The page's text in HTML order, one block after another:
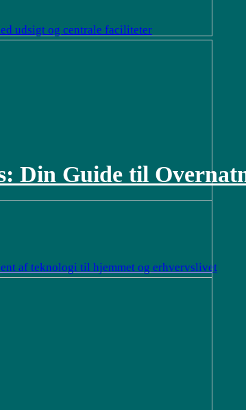
udsigt og centrale faciliteter
af teknologi til hjemmet og erhvervslivet
Din Guide til